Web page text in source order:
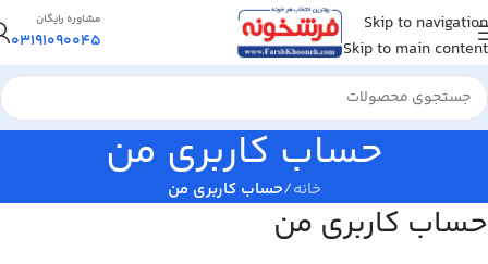
Skip to navigation
Skip to main content
مشاوره رایگان
03191090045
حساب کاربری من
خانه/حساب کاربری من
حساب کاربری من